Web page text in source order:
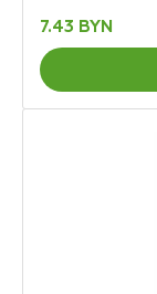
7.43 BYN